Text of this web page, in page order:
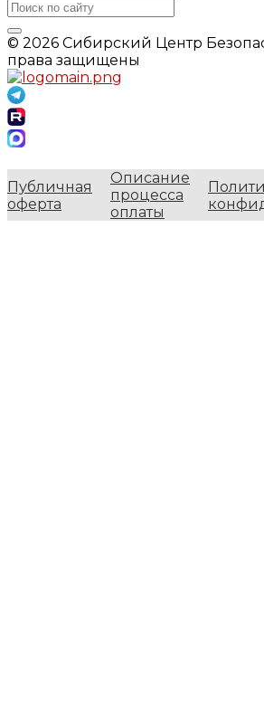
© 2026 Сибирский Центр
права защищены
Публичная
оферта
Описание
процесса
оплаты